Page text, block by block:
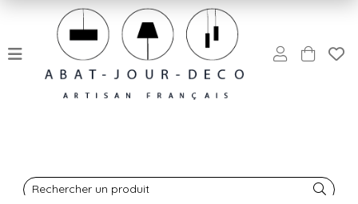
Rechercher un produit